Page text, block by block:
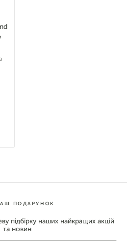
ПОДАРУНОК
підбірку наших найкращих акцій
та новин